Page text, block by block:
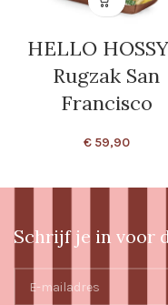
HELLO
Rugzak San
Francisco
€59,90
Schrijf je in voor